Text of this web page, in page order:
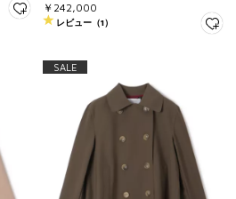
￥242,000
レビュー（1）
SALE